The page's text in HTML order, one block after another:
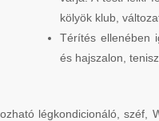
kölyök klub,
Térítés ellenében
és hajszalon,
légkondicionáló, széf,